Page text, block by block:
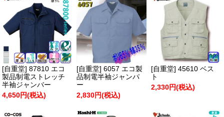
[自重堂] 87810 エコ
製品制電ストレッチ
半袖ジャンバー
4,650円(税込)
[自重堂] 6057 エコ製
品制電半袖ジャンパ
ー
2,830円(税込)
[自重堂] 45610 ベス
ト
2,330円(税込)